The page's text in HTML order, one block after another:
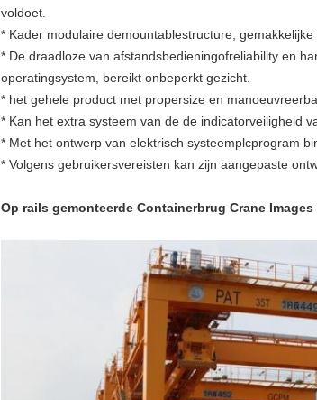
voldoet.
* Kader modulaire demountablestructure, gemakkelijke
* De draadloze van afstandsbedieningofreliability en
operatingsystem, bereikt onbeperkt gezicht.
* het gehele product met propersize en
* Kan het extra systeem van de de indicatorveiligheid
* Met het ontwerp van elektrisch systeemplcprogram
* Volgens gebruikersvereisten kan zijn aangepaste
Op rails gemonteerde Containerbrug Crane Images